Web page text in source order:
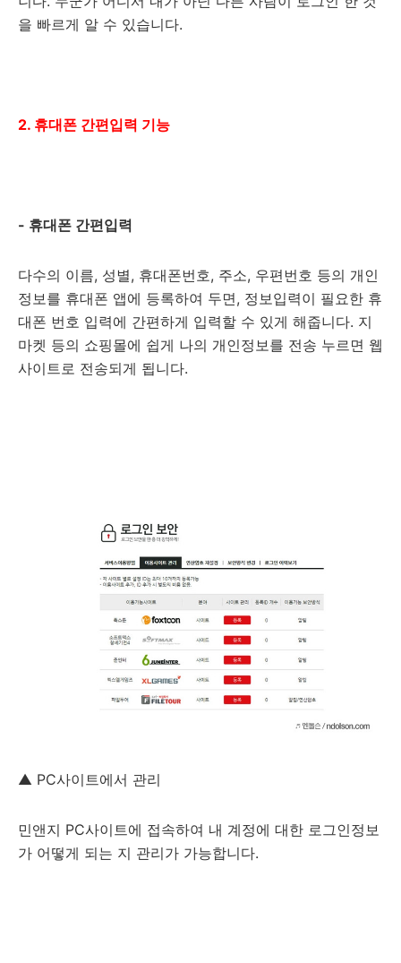
을 빠르게 알 수 있습니다.
2. 휴대폰 간편입력 기능
- 휴대폰 간편입력
다수의 이름, 성별, 휴대폰번호, 주소, 우편번호 등의 개인
정보를 휴대폰 앱에 등록하여 두면, 정보입력이 필요한 휴
대폰 번호 입력에 간편하게 입력할 수 있게 해줍니다. 지
마켓 등의 쇼핑몰에 쉽게 나의 개인정보를 전송 누르면 웹
사이트로 전송되게 됩니다.
▲ PC사이트에서 관리
민앤지 PC사이트에 접속하여 내 계정에 대한 로그인정보
가 어떻게 되는 지 관리가 가능합니다.